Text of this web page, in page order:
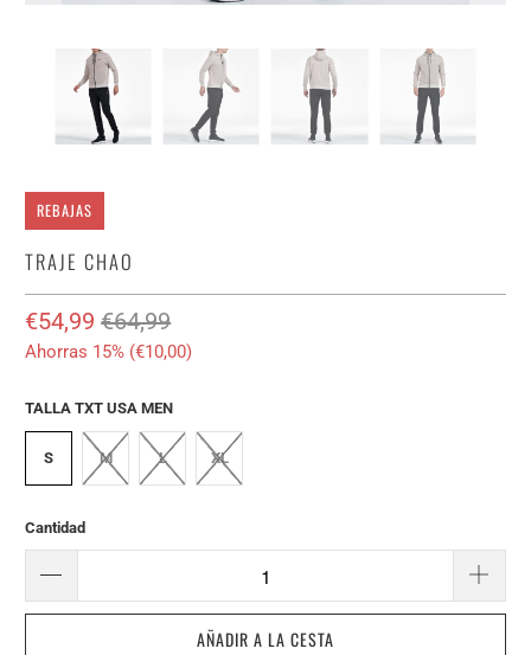
REBAJAS
TRAJE CHAO
€54,99 €64,99
Ahorras 15% (€10,00)
TALLA TXT USA MEN
S M L XL
Cantidad
AÑADIR A LA CESTA